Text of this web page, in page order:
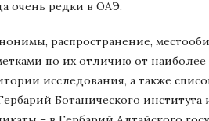
очень редки в ОАЭ.
распространение,
по их отличию от наиболее
исследования, а также
Ботанического института